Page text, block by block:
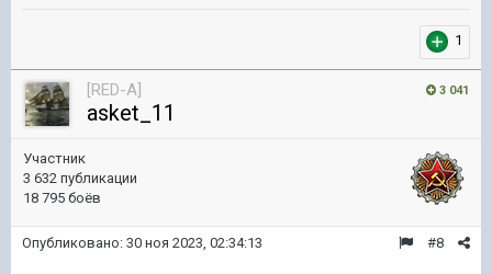
1
3 041
[RED-A]
asket_11
Участник
3 632 публикации
18 795 боёв
#8
Опубликовано: 30 ноя 2023, 02:34:13